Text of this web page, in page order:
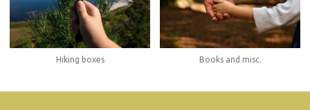
Hiking boxes Books and misc.